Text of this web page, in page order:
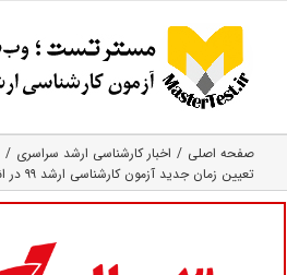
content
صفحه اصلی
اخبار کارشناسی ارشد سراسری
تعیین زمان جدید آزمون کارشناسی ارشد ۹۹ در انتظار ابلاغ وزارت بهداشت